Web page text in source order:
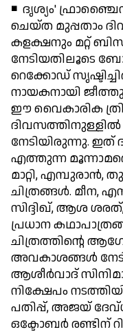
◾ ദൃശ്യം'
ചെയ്ത മുപ്പതാം
കളക്ഷനും മറ്റ്
നേടിയതിലൂടെ
റെക്കോഡ്
നായകനായി
ഈ വൈകാരിക
ദിവസത്തിനുള്ളില്‍
നേടിയിരുന്നു. ഇത്
എത്തുന്ന
മാറ്റി, എമ്പുരാന്‍,
ചിത്രങ്ങള്‍.
സിദ്ദിഖ്, ആശ
പ്രധാന
ചിത്രത്തിന്റെ
അവകാശങ്ങള്‍
ആശീര്‍വാദ്
നിക്ഷേപം
പതിപ്പ്, അജയ്
ഒക്ടോബര്‍ രണ്ടിന്